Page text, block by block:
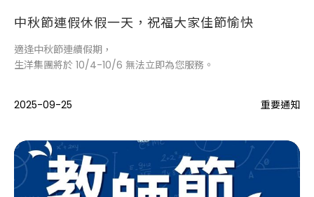
中秋節連假休假一天，祝福大家佳節愉快
適逢中秋節連續假期，
生洋集團將於 10/4-10/6 無法立即為您服務。
2025-09-25 重要通知